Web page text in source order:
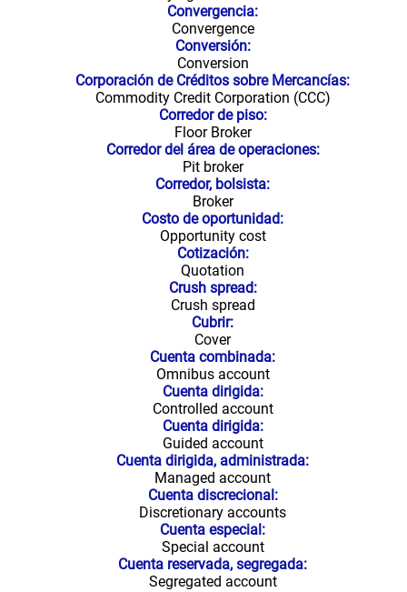
Convergencia:
Convergence
Conversión:
Conversion
Corporación de Créditos sobre Mercancías:
Commodity Credit Corporation (CCC)
Corredor de piso:
Floor Broker
Corredor del área de operaciones:
Pit broker
Corredor, bolsista:
Broker
Costo de oportunidad:
Opportunity cost
Cotización:
Quotation
Crush spread:
Crush spread
Cubrir:
Cover
Cuenta combinada:
Omnibus account
Cuenta dirigida:
Controlled account
Cuenta dirigida:
Guided account
Cuenta dirigida, administrada:
Managed account
Cuenta discrecional:
Discretionary accounts
Cuenta especial:
Special account
Cuenta reservada, segregada:
Segregated account